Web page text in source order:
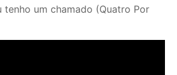
tenho um chamado (Quatro Por